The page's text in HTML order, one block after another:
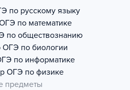
по русскому языку
по математике
по обществознанию
ОГЭ по биологии
по информатике
ОГЭ по физике
предметы